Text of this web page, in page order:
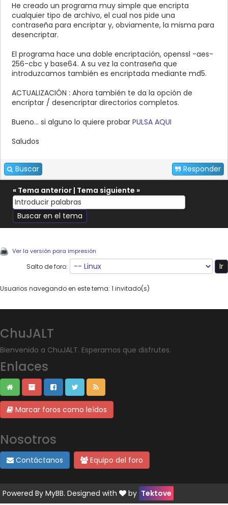
He creado un programa muy simple que encripta
cualquier tipo de archivo, el cual nos pide una
contraseña para encriptar y, obviamente, la misma para
desencriptar.
El programa hace una doble encriptación, openssl -aes-
256-cbc y base64. A su vez la contraseña que
introduzcamos también es encriptada mediante md5.
ACTUALIZACIÓN : Ahora también te da la opción de
encriptar / desencriptar directorios completos.
Bueno... si alguno lo quiere probar PULSA AQUI
Saludos
Buscar Responder
« Tema anterior | Tema siguiente »
Ver la versión para impresión
Salto de foro:
Usuarios navegando en este tema: 1 invitado(s)
ChuJALT
Bienvenido a ChuJALT. Esperamos que disfrutes.
Enlaces
Marcar foros como leídos
Nosotros
Contáctanos Equipo del foro
Powered By MyBB. Designed with by Tektove